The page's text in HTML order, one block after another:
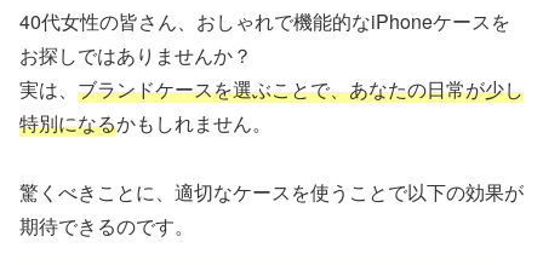
40代女性の皆さん、おしゃれで機能的なiPhoneケースを
お探しではありませんか？
実は、 ブランドケースを選ぶことで、あなたの日常が少し
特別になるかもしれません。
驚くべきことに、適切なケースを使うことで以下の効果が
期待できるのです。